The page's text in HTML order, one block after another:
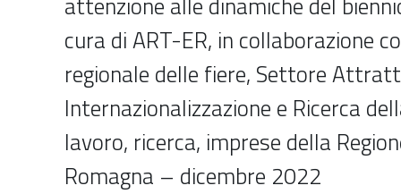
cura di ART-ER, in collaborazione
regionale delle fiere, Settore
Internazionalizzazione e Ricerca
lavoro, ricerca, imprese della
Romagna – dicembre 2022